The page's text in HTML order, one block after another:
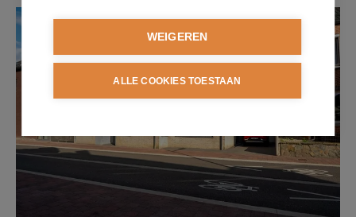
WEIGEREN
ALLE COOKIES TOESTAAN